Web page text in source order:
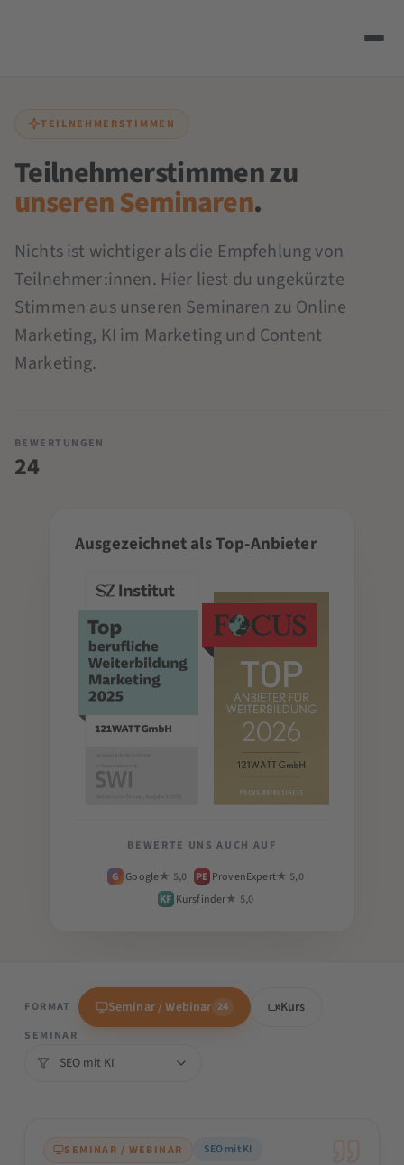
TEILNEHMERSTIMMEN
Teilnehmerstimmen zu
unseren Seminaren.
Nichts ist wichtiger als die Empfehlung von
Teilnehmer:innen. Hier liest du ungekürzte
Stimmen aus unseren Seminaren zu Online
Marketing, KI im Marketing und Content
Marketing.
BEWERTUNGEN
24
Ausgezeichnet als Top-Anbieter
BEWERTE UNS AUCH AUF
G Google★ 5,0 PE ProvenExpert★ 5,0
KF Kursfinder★ 5,0
FORMAT Seminar / Webinar 24 Kurs
SEMINAR
SEMINAR / WEBINAR SEO mit KI